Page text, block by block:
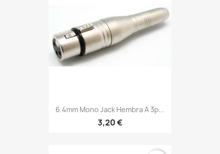
6.4mm Mono Jack Hembra A 3p...
3,20 €